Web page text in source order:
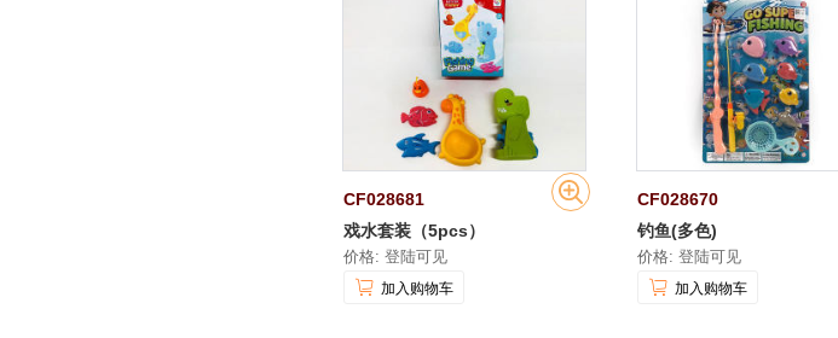
CF028681
戏水套装（5pcs）
价格: 登陆可见
加入购物车
CF028670
钓鱼(多色)
价格: 登陆可见
加入购物车